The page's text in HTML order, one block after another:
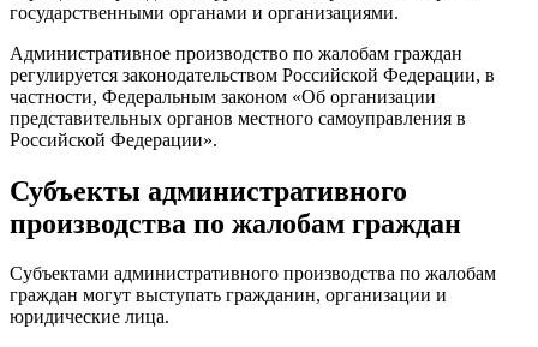
государственными органами и организациями.
Административное производство по жалобам граждан
регулируется законодательством Российской Федерации, в
частности, Федеральным законом «Об организации
представительных органов местного самоуправления в
Российской Федерации».
Субъекты административного
производства по жалобам граждан
Субъектами административного производства по жалобам
граждан могут выступать гражданин, организации и
юридические лица.